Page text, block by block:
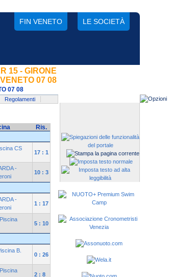
FIN VENETO LE SOCIETÀ
15 - GIRONE
07 08
07 08
Regolamenti
Ris.
CS
17 : 1
-
10 : 3
-
1 : 17
5 : 10
B.
0 : 26
2 : 8